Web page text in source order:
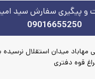
و پیگیری سفارش سید
09016655250
مهاباد میدان استقلال
قوه دفتری